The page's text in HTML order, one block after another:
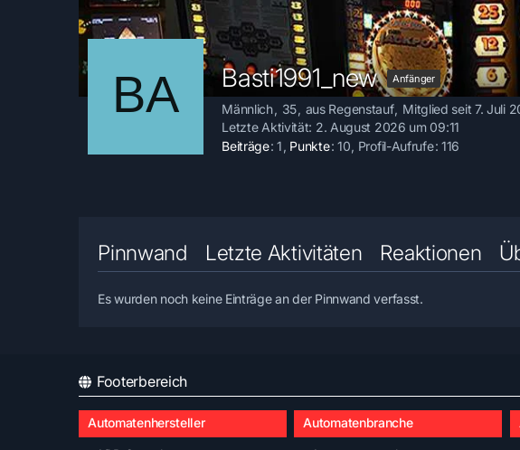
Basti1991_new Anfänger
Männlich 35 aus Regenstauf
Mitglied seit 7. Juli
Letzte Aktivität: 2. August 2026 um 09:11
Beiträge 1 Punkte 10 Profil-Aufrufe 116
Pinnwand Letzte Aktivitäten Reaktionen
Es wurden noch keine Einträge an der Pinnwand verfasst.
Footerbereich
Automatenhersteller Automatenbranche